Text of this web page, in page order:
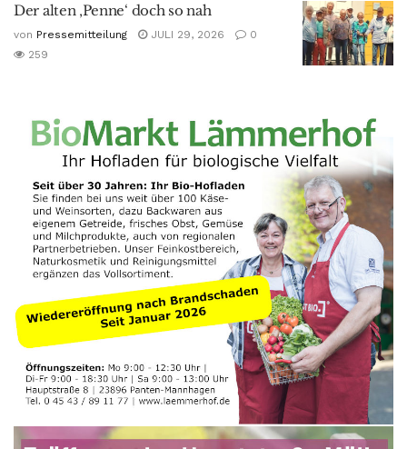
Der alten ‚Penne‘ doch so nah
von Pressemitteilung JULI 29, 2026
0
259